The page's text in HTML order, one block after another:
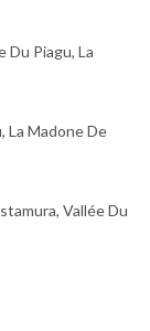
Du Piagu, La
La Madone De
Vallée Du